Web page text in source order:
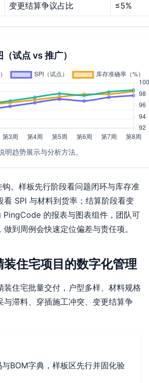
变更结算争议占比 ≤5%
试点 vs 推广）
明趋势展示与分析方法。
。样板先行阶段看问题闭环与库存准
看 SPI 与材料到货率；结算阶段看变
PingCode 的报表与图表组件，团队可
到周例会快速定位偏差与责任项。
住宅项目的数字化管理
装住宅批量交付，户型多样、材料规格
与滞料、穿插施工冲突、变更结算争
BOM字典，样板区先行并固化验